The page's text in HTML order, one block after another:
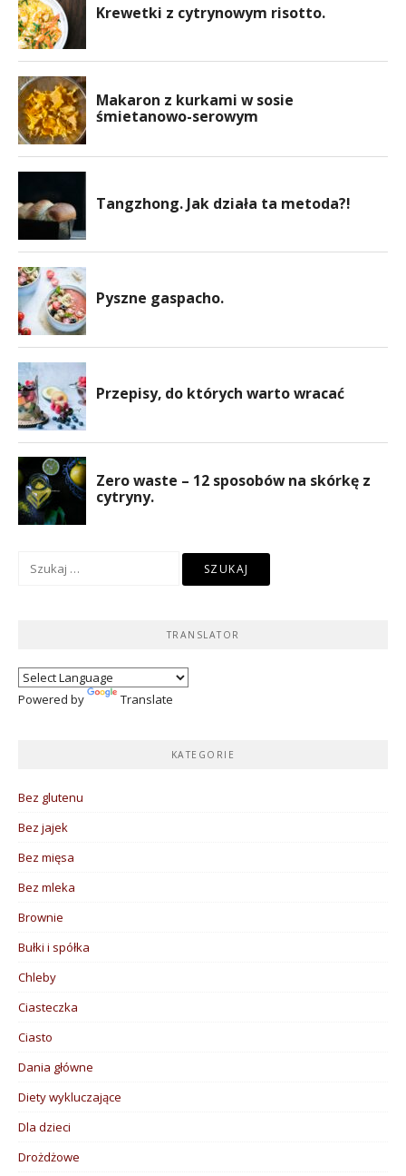
TRANSLATOR
Powered by Translate
KATEGORIE
Bez glutenu
Bez jajek
Bez mięsa
Bez mleka
Brownie
Bułki i spółka
Chleby
Ciasteczka
Ciasto
Dania główne
Diety wykluczające
Dla dzieci
Drożdżowe